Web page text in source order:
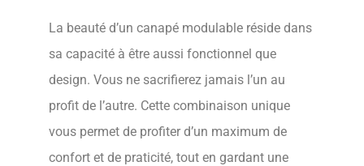
La beauté d’un canapé modulable réside dans
sa capacité à être aussi fonctionnel que
design. Vous ne sacrifierez jamais l’un au
profit de l’autre. Cette combinaison unique
vous permet de profiter d’un maximum de
confort et de praticité, tout en gardant une